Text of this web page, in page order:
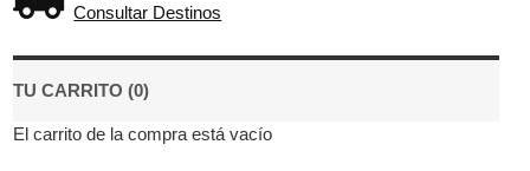
Consultar Destinos
TU CARRITO (0)
El carrito de la compra está vacío